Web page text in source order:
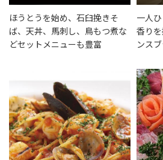
ほうとうを始め、石臼挽きそ
ば、天丼、馬刺し、鳥もつ煮な
どセットメニューも豊富
一人
香り
ンス